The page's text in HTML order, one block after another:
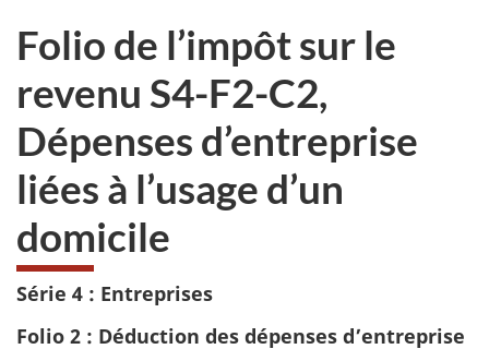
veux
pas
participer
au
sondage
du
site
web,
Folio de l’impôt sur le
revenu S4-F2-C2,
Dépenses d’entreprise
liées à l’usage d’un
domicile
Série 4 : Entreprises
Folio 2 : Déduction des dépenses d’entreprise